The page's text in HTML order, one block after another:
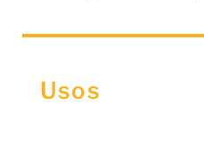
Usos